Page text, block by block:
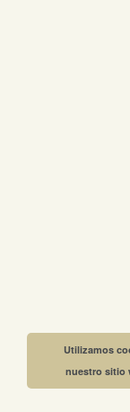
Utilizamos
nuestro sitio